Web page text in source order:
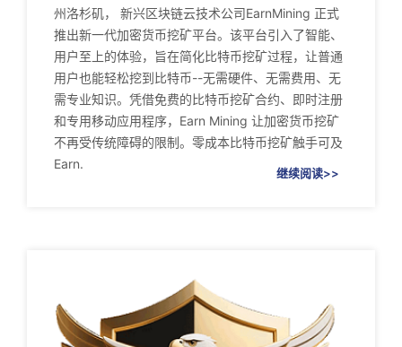
州洛杉矶， 新兴区块链云技术公司EarnMining 正式
推出新一代加密货币挖矿平台。该平台引入了智能、
用户至上的体验，旨在简化比特币挖矿过程，让普通
用户也能轻松挖到比特币--无需硬件、无需费用、无
需专业知识。凭借免费的比特币挖矿合约、即时注册
和专用移动应用程序，Earn Mining 让加密货币挖矿
不再受传统障碍的限制。零成本比特币挖矿触手可及
Earn.
继续阅读>>